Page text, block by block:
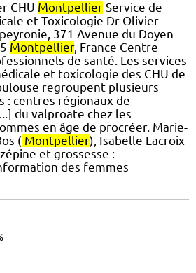
CHU Montpellier Service de
et Toxicologie Dr Olivier
371 Avenue du Doyen
Montpellier, France Centre
de santé. Les services
et toxicologie des CHU de
regroupent plusieurs
: centres régionaux de
du valproate chez les
en âge de procréer. Marie-
( Montpellier), Isabelle Lacroix
et grossesse :
des femmes